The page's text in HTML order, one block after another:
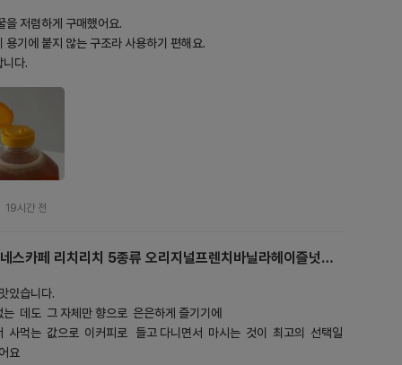
을 저렴하게 구매했어요.
용기에 붙지 않는 구조라 사용하기 편해요.
니다.
19시간 전
네스카페 리치리치 5종류 오리지널프렌치바닐라헤이즐넛디
있습니다.
는  데도  그 자체만 향으로  은은하게 즐기기에
사먹는  값으로  이커피로   들고 다니면서  마시는  것이  최고의  선택일
요